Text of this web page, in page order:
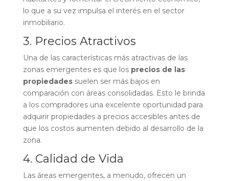
lo que a su vez impulsa el interés en el sector
inmobiliario.
3. Precios Atractivos
Una de las características más atractivas de las
zonas emergentes es que los precios de las
propiedadessuelen ser más bajos en
comparación con áreas consolidadas. Esto le brinda
a los compradores una excelente oportunidad para
adquirir propiedades a precios accesibles antes de
que los costos aumenten debido al desarrollo de la
zona.
4. Calidad de Vida
Las áreas emergentes, a menudo, ofrecen un